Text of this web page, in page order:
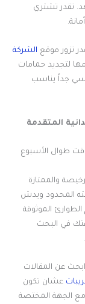
تقدر تشتري
تزور موقع الشركة
لتجديد حمامات
جداً يناسب
المتقدمة
طوال الأسبوع
والممتازة
المحدود ويدش
الموثوقة
في البحث
عن المقالات
عشان تكون
الجهة المختصة